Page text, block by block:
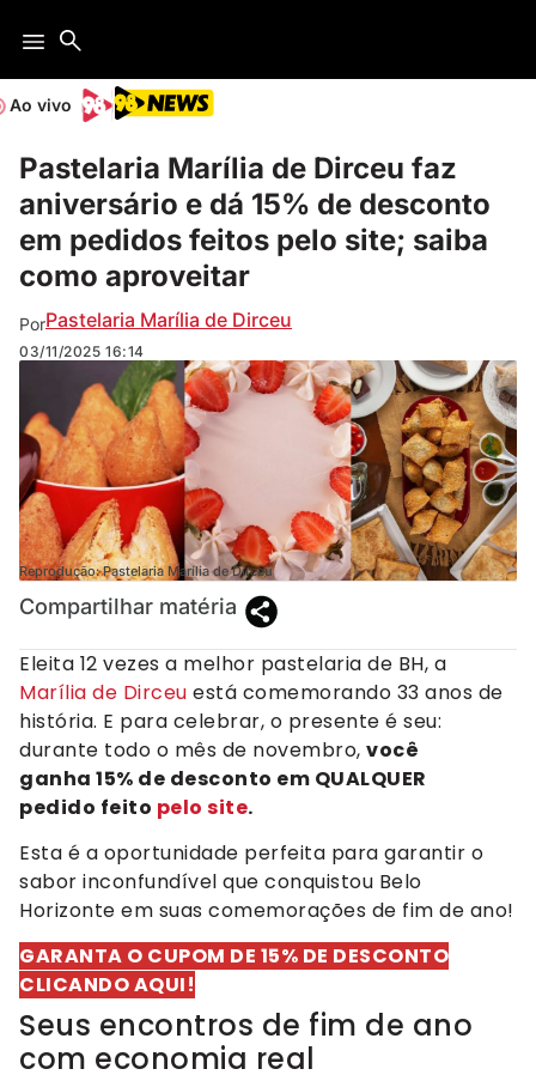
Ao vivo
Pastelaria Marília de Dirceu faz
aniversário e dá 15% de desconto
em pedidos feitos pelo site; saiba
como aproveitar
PorPastelaria Marília de Dirceu
03/11/2025 16:14
Reprodução: Pastelaria Marília de Dirceu
Compartilhar matéria
Eleita 12 vezes a melhor pastelaria de BH, a
Marília de Dirceu está comemorando 33 anos de
história. E para celebrar, o presente é seu:
durante todo o mês de novembro, você
ganha 15% de desconto em QUALQUER
pedido feito pelo site.
Esta é a oportunidade perfeita para garantir o
sabor inconfundível que conquistou Belo
Horizonte em suas comemorações de fim de ano!
GARANTA O CUPOM DE 15% DE DESCONTO
CLICANDO AQUI!
Seus encontros de fim de ano
com economia real